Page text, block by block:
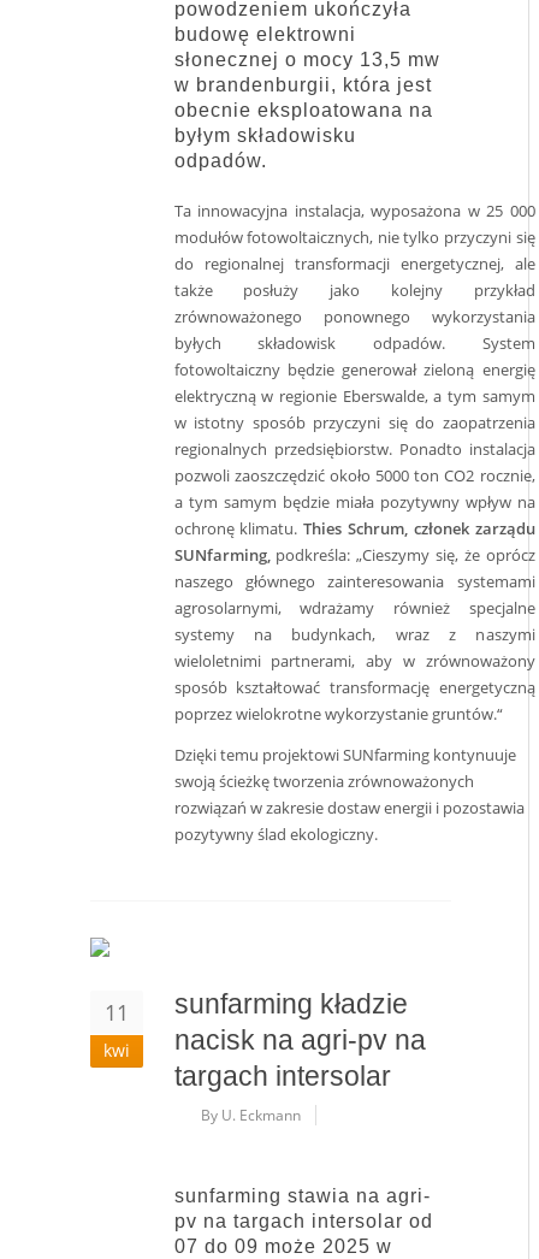
powodzeniem ukończyła
budowę elektrowni
słonecznej o mocy 13,5 mw
w brandenburgii, która jest
obecnie eksploatowana na
byłym składowisku
odpadów.
Ta innowacyjna instalacja, wyposażona w 25 000
modułów fotowoltaicznych, nie tylko przyczyni się
do regionalnej transformacji energetycznej, ale
także posłuży jako kolejny przykład
zrównoważonego ponownego wykorzystania
byłych składowisk odpadów. System
fotowoltaiczny będzie generował zieloną energię
elektryczną w regionie Eberswalde, a tym samym
w istotny sposób przyczyni się do zaopatrzenia
regionalnych przedsiębiorstw. Ponadto instalacja
pozwoli zaoszczędzić około 5000 ton CO2 rocznie,
a tym samym będzie miała pozytywny wpływ na
ochronę klimatu.Thies Schrum, członek zarządu
SUNfarming,podkreśla: „Cieszymy się, że oprócz
naszego głównego zainteresowania systemami
agrosolarnymi, wdrażamy również specjalne
systemy na budynkach, wraz z naszymi
wieloletnimi partnerami, aby w zrównoważony
sposób kształtować transformację energetyczną
poprzez wielokrotne wykorzystanie gruntów.“
Dzięki temu projektowi SUNfarming kontynuuje
swoją ścieżkę tworzenia zrównoważonych
rozwiązań w zakresie dostaw energii i pozostawia
pozytywny ślad ekologiczny.
11
kwi
sunfarming kładzie
nacisk na agri-pv na
targach intersolar
By U. Eckmann
sunfarming stawia na agri-
pv na targach intersolar od
07 do 09 może 2025 w